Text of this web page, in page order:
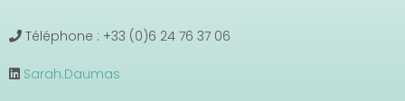
Téléphone : +33 (0)6 24 76 37 06
Sarah.Daumas